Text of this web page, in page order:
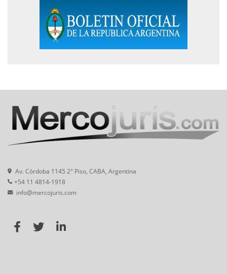
Av. Córdoba 1145 2° Piso, CABA, Argentina
+54 11 4814-1918
info@mercojuris.com